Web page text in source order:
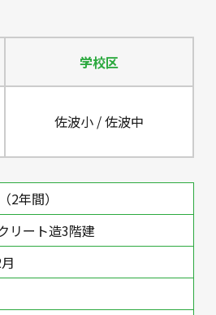
学校区
佐波小 / 佐波中
2年間）
リート造3階建